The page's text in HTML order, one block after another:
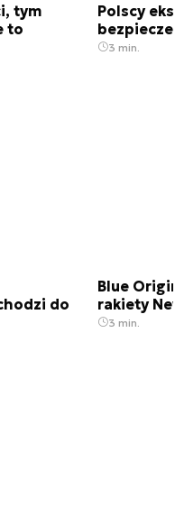
tym
to
Polscy
3 min.
do
Blue
rakiety
3 min.